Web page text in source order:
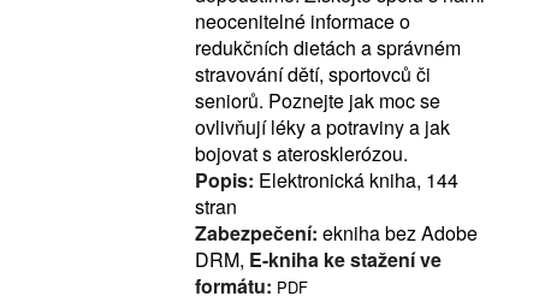
neocenitelné informace o
redukčních dietách a správném
stravování dětí, sportovců či
seniorů. Poznejte jak moc se
ovlivňují léky a potraviny a jak
bojovat s aterosklerózou.
Popis: Elektronická kniha, 144
stran
Zabezpečení: ekniha bez Adobe
DRM, E-kniha ke stažení ve
formátu: PDF